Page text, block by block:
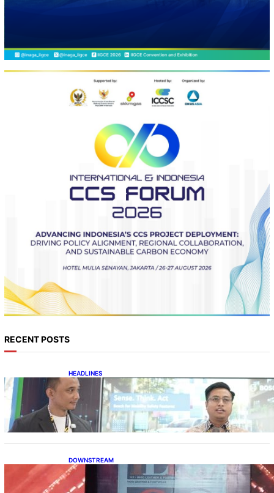
RECENT POSTS
HEADLINES
Teknologi Keselamatan, Penentu Baru
Persaingan Industri Otomotif
DOWNSTREAM
Terbuka, Peluang Usaha bagi IKM Alas Kaki
Lokal